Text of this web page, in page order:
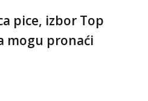
pice, izbor Top
mogu pronaći